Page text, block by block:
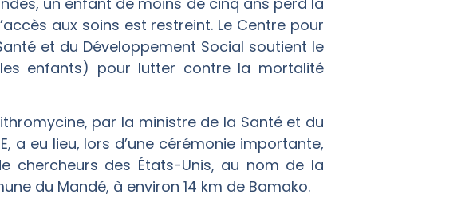
aux soins est restreint. Le Centre pour
et du Développement Social soutient le
les enfants) pour lutter contre la mortalité
par la ministre de la Santé et du
a eu lieu, lors d’une cérémonie importante,
chercheurs des États-Unis, au nom de la
du Mandé, à environ 14 km de Bamako.